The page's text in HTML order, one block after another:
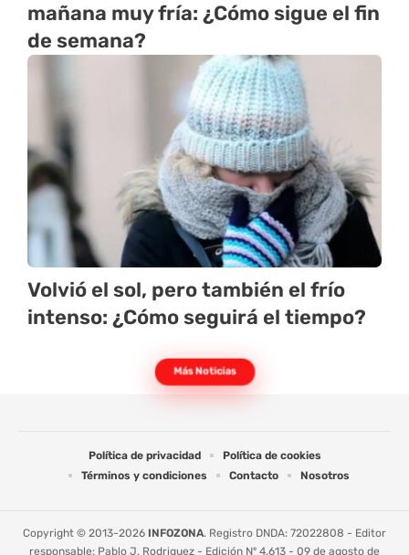
mañana muy fría: ¿Cómo sigue el fin
de semana?
Volvió el sol, pero también el frío
intenso: ¿Cómo seguirá el tiempo?
Más Noticias
Política de privacidad
Política de cookies
Términos y condiciones
Contacto Nosotros
Copyright © 2013-2026 INFOZONA. Registro DNDA: 72022808 - Editor
responsable: Pablo J. Rodriguez - Edición Nº 4.613 - 09 de agosto de